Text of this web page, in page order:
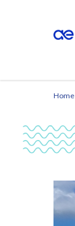
Home